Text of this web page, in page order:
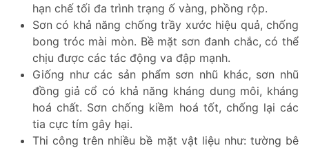
hạn chế tối đa trình trạng ố vàng, phồng rộp.
Sơn có khả năng chống trầy xước hiệu quả, chống
bong tróc mài mòn. Bề mặt sơn đanh chắc, có thể
chịu được các tác động va đập mạnh.
Giống như các sản phẩm sơn nhũ khác, sơn nhũ
đồng giả cổ có khả năng kháng dung môi, kháng
hoá chất. Sơn chống kiềm hoá tốt, chống lại các
tia cực tím gây hại.
Thi công trên nhiều bề mặt vật liệu như: tường bê